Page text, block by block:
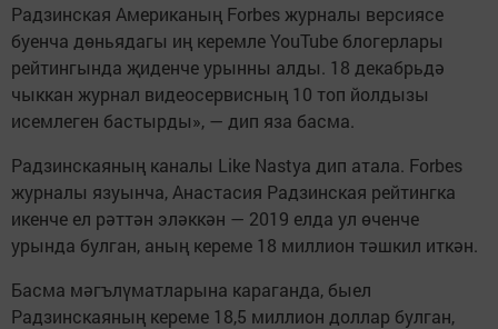
Радзинская Американың Forbes журналы версиясе
буенча дөньядагы иң керемле YouTube блогерлары
рейтингында җиденче урынны алды. 18 декабрьдә
чыккан журнал видеосервисның 10 топ йолдызы
исемлеген бастырды», — дип яза басма.
Радзинскаяның каналы Like Nastya дип атала. Forbes
журналы язуынча, Анастасия Радзинская рейтингка
икенче ел рәттән эләккән — 2019 елда ул өченче
урында булган, аның кереме 18 миллион тәшкил иткән.
Басма мәгълүматларына караганда, быел
Радзинскаяның кереме 18,5 миллион доллар булган,